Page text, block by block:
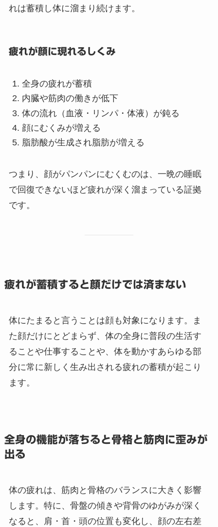
れは蓄積し体に溜まり続けます。
疲れが顔に現れるしくみ
全身の疲れが蓄積
内臓や筋肉の働きが低下
体の流れ（血液・リンパ・体液）が鈍る
顔にむくみが増える
脂肪酸が生成され脂肪が増える
つまり、顔がパンパンにむくむのは、一晩の睡眠
で回復できないほど疲れが深く溜まっている証拠
です。
疲れが蓄積すると顔だけでは済まない
体にたまると言うことは顔も対象になります。ま
た顔だけにとどまらず、体の全身に普段の生活す
ることや仕事することや、体を動かすあらゆる部
分に常に新しく生み出される疲れの蓄積が起こり
ます。
全身の機能が落ちると骨格と筋肉に歪みが
出る
体の疲れは、筋肉と骨格のバランスに大きく影響
します。特に、骨盤の傾きや背骨のゆがみが深く
なると、肩・首・頭の位置も変化し、顔の左右差